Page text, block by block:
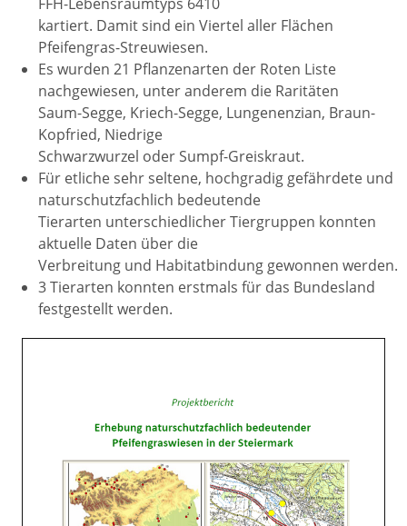
kartiert. Damit sind ein Viertel aller Flächen
Pfeifengras-Streuwiesen.
Es wurden 21 Pflanzenarten der Roten Liste
nachgewiesen, unter anderem die Raritäten
Saum-Segge, Kriech-Segge, Lungenenzian, Braun-
Kopfried, Niedrige
Schwarzwurzel oder Sumpf-Greiskraut.
Für etliche sehr seltene, hochgradig gefährdete und
naturschutzfachlich bedeutende
Tierarten unterschiedlicher Tiergruppen konnten
aktuelle Daten über die
Verbreitung und Habitatbindung gewonnen werden.
3 Tierarten konnten erstmals für das Bundesland
festgestellt werden.